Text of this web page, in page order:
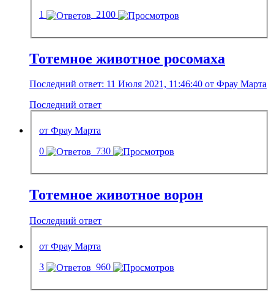
1
2100
Тотемное животное росомаха
Последний ответ: 11 Июля 2021, 11:46:40 от Фрау Марта
Последний ответ
от Фрау Марта
0
730
Тотемное животное ворон
Последний ответ
от Фрау Марта
3
960